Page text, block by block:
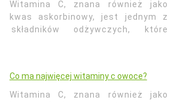
Witamina C, znana również jako
kwas askorbinowy, jest jednym z
składników odżywczych, które
Co ma najwięcej witaminy c owoce?
Witamina C, znana również jako